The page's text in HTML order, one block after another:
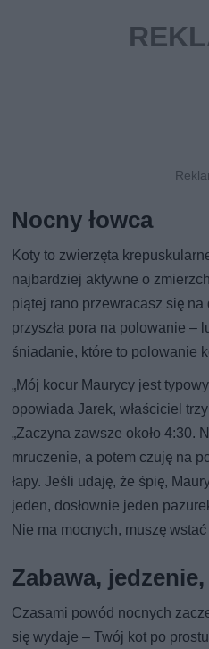
Nocny łowca
Koty to zwierzęta
najbardziej aktywne o
piątej rano przewracasz się
przyszła pora na polowanie –
śniadanie, które to polowanie
„Mój kocur Maurycy jest
opowiada Jarek, właściciel
„Zaczyna zawsze około 4:30.
mruczenie, a potem czuję na
łapy. Jeśli udaję, że śpię,
jeden, dosłownie jeden
Nie ma mocnych, muszę
Zabawa,
Czasami powód nocnych
się wydaje – Twój kot po